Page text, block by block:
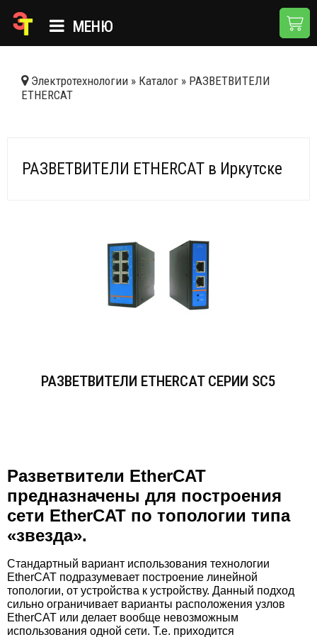
МЕНЮ
КАТАЛОГ
КОНТАКТЫ
Электротехнологии » Каталог » РАЗВЕТВИТЕЛИ
ETHERCAT
РАЗВЕТВИТЕЛИ ETHERCAT в Иркутске
РАЗВЕТВИТЕЛИ ETHERCAT СЕРИИ SC5
Разветвители EtherCAT
предназначены для построения
сети EtherCAT по топологии типа
«звезда».
Стандартный вариант использования технологии
EtherCAT подразумевает построение линейной
топологии, от устройства к устройству. Данный подход
сильно ограничивает варианты расположения узлов
EtherCAT или делает вообще невозможным
использования одной сети. Т.е. приходится